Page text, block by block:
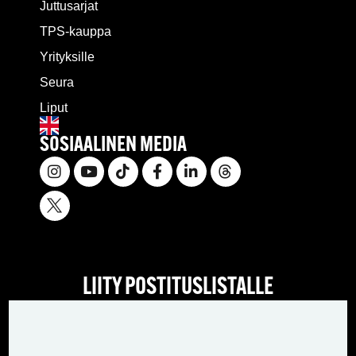
Juttusarjat
TPS-kauppa
Yrityksille
Seura
Liput
SOSIAALINEN MEDIA
LIITY POSTITUSLISTALLE